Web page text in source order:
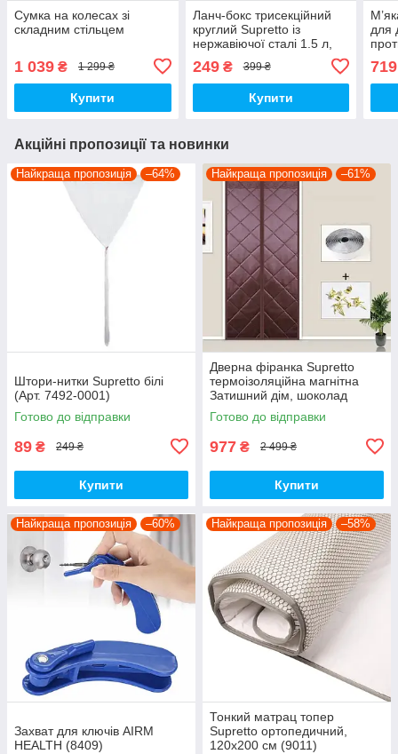
Сумка на колесах зі
складним стільцем
1 039 ₴ 1 299 ₴
Купити
Ланч-бокс трисекційний
круглий Supretto із
нержавіючої сталі 1.5 л,
сіро-блакитний (79990003)
249₴ 399 ₴
Купити
для
719
Акційні пропозиції та новинки
Найкраща пропозиція –64%
Штори-нитки Supretto білі
(Арт. 7492-0001)
Готово до відправки
89 ₴ 249 ₴
Купити
Найкраща пропозиція –61%
Дверна фіранка Supretto
термоізоляційна магнітна
Затишний дім, шоколад
(83390001)
Готово до відправки
977 ₴ 2 499 ₴
Купити
Найкраща пропозиція –60%
Захват для ключів AIRM
HEALTH (8409)
Найкраща пропозиція –58%
Тонкий матрац топер
Supretto ортопедичний,
120x200 см (9011)